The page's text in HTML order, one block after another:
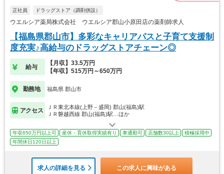
正社員 ドラッグストア（調剤併設）
ウエルシア薬局株式会社 ウエルシア郡山小原田店の薬剤師求人
【福島県郡山市】多彩なキャリアパスと子育て支援制
度充実♪高給与のドラッグストアチェーン◎
給与
【月収】33.5万円
【年収】515万円～650万円
勤務地 福島県 郡山市
アクセス
ＪＲ東北本線(上野－盛岡) 郡山(福島)駅
ＪＲ磐越西線 郡山(福島)駅…ほか
年収650万円以上可 産休・育休取得実績有り 車通勤可 店舗数30以上
積極採用中
年間休日120日以上
求人の詳細を見る この求人に興味がある